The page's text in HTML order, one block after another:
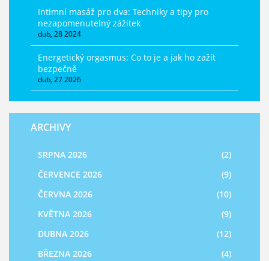
Intimní masáž pro dva: Techniky a tipy pro
nezapomenutelný zážitek
dub, 28 2024
Energetický orgasmus: Co to je a jak ho zažít
bezpečně
dub, 27 2026
ARCHIVY
SRPNA 2026
(2)
ČERVENCE 2026
(9)
ČERVNA 2026
(10)
KVĚTNA 2026
(9)
DUBNA 2026
(12)
BŘEZNA 2026
(4)